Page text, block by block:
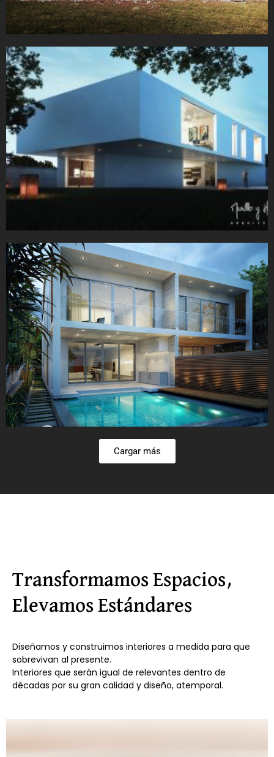
Cargar más
Transformamos Espacios,
Elevamos Estándares
Diseñamos y construimos interiores a medida para que
sobrevivan al presente.
Interiores que serán igual de relevantes dentro de
décadas por su gran calidad y diseño, atemporal.